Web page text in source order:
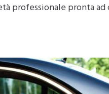
professionale pronta